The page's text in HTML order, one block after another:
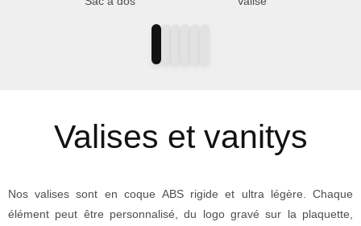
Valises et vanitys
Nos valises sont en coque ABS rigide et ultra légère. Chaque
élément peut être personnalisé, du logo gravé sur la plaquette,